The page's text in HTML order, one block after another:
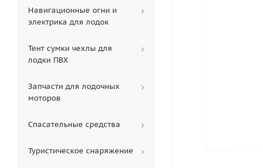
Навигационные огни и
электрика для лодок
Тент сумки чехлы для
лодки ПВХ
Запчасти для лодочных
моторов
Спасательные средства
Туристическое снаряжение